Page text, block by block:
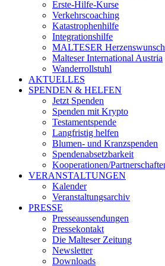
Erste-Hilfe-Kurse
Verkehrscoaching
Katastrophenhilfe
Integrationshilfe
MALTESER Herzenswunsch
Malteser International Austria
Wanderrollstuhl
AKTUELLES
SPENDEN & HELFEN
Jetzt Spenden
Spenden mit Krypto
Testamentspende
Langfristig helfen
Blumen- und Kranzspenden
Spendenabsetzbarkeit
Kooperationen/
VERANSTALTUNGEN
Kalender
Veranstaltungsarchiv
PRESSE
Presseaussendungen
Pressekontakt
Die Malteser Zeitung
Newsletter
Downloads